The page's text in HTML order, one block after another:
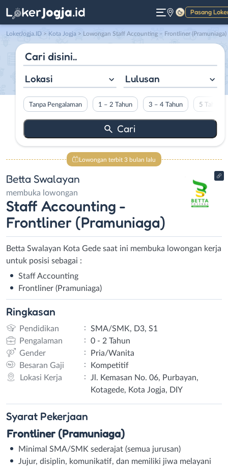
Pasang
Gelap
LokerJogja.ID > Kota Jogja > Lowongan Staff Accounting – Frontliner (Pramuniaga) di Betta Swalayan
Lokasi Lulusan
Tanpa Pengalaman 1 – 2 Tahun 3 – 4 Tahun 5 Tahun
Lowongan terbit 3 bulan lalu
Betta Swalayan
membuka lowongan
Staff Accounting -
Frontliner (Pramuniaga)
Betta Swalayan Kota Gede saat ini membuka lowongan kerja
untuk posisi sebagai :
Staff Accounting
Frontliner (Pramuniaga)
Ringkasan
Pendidikan :
SMA/SMK, D3, S1
Pengalaman
:
0 - 2 Tahun
Gender
:
Pria/Wanita
Besaran Gaji
:
Kompetitif
Lokasi Kerja
:
Jl. Kemasan No. 06, Purbayan,
Kotagede, Kota Jogja, DIY
Syarat Pekerjaan
Frontliner (Pramuniaga)
Minimal SMA/SMK sederajat (semua jurusan)
Jujur, disiplin, komunikatif, dan memiliki jiwa melayani